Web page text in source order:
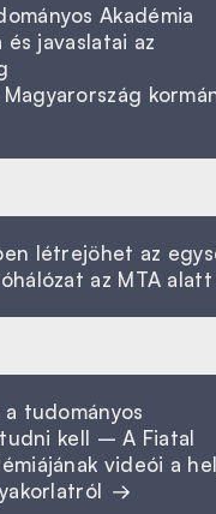
Akadémia
és javaslatai az
létrejöhet az
az MTA alatt
tudományos
kell – A Fiatal
videói a